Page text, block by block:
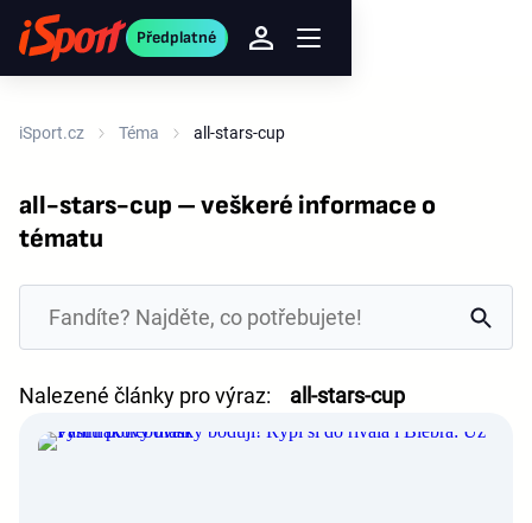
Předplatné
iSport.cz Téma all-stars-cup
all-stars-cup – veškeré informace o
tématu
Nalezené články pro výraz: all-stars-cup